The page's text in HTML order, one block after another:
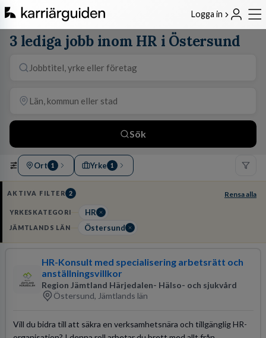
Logga in
3 lediga jobb inom HR i Östersund
Sök
Ort 1 Yrke 1
AKTIVA FILTER 2 Rensa alla
YRKESKATEGORI HR
JÄMTLANDS LÄN Östersund
HR-Konsult med specialisering arbetsrätt och
anställningsvillkor
Region Jämtland Härjedalen- Hälso- och sjukvård
Östersund, Jämtlands län
Vill du bidra till att säkra en verksamhetsnära och tillgänglig HR-